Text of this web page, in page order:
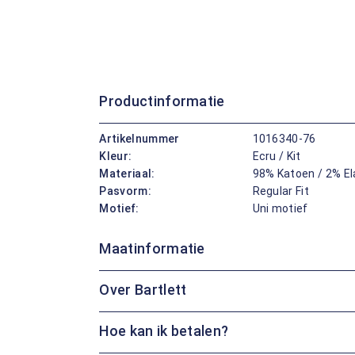
Productinformatie
Artikelnummer
1016340-76
Kleur:
Ecru / Kit
Materiaal:
98% Katoen / 2%
Pasvorm:
Regular Fit
Motief:
Uni motief
Maatinformatie
Over Bartlett
Hoe kan ik betalen?